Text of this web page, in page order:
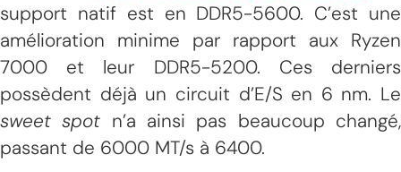
support natif est en DDR5-5600. C’est une
amélioration minime par rapport aux Ryzen
7000 et leur DDR5-5200. Ces derniers
possèdent déjà un circuit d’E/S en 6 nm. Le
sweet spot n’a ainsi pas beaucoup changé,
passant de 6000 MT/s à 6400.